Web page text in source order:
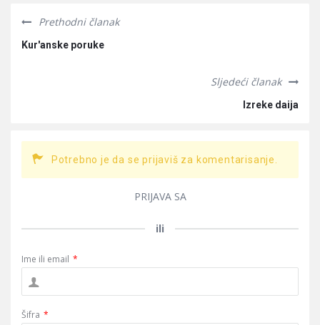
Prethodni članak
Kur'anske poruke
Sljedeći članak
Izreke daija
Potrebno je da se prijaviš za komentarisanje.
PRIJAVA SA
ili
Ime ili email *
Šifra *